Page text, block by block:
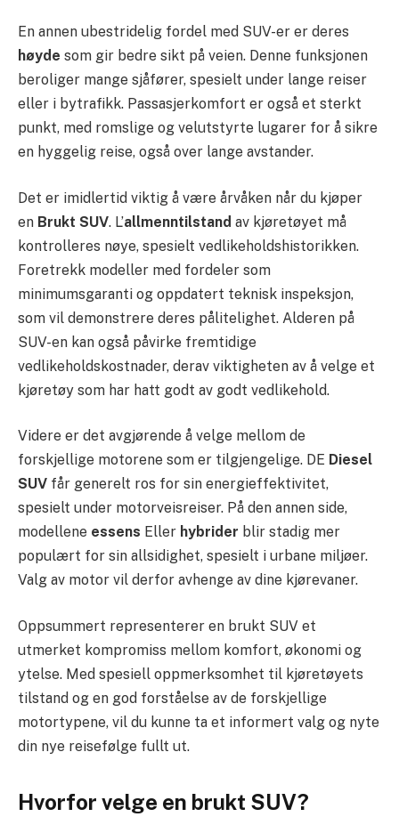
En annen ubestridelig fordel med SUV-er er deres
høyde som gir bedre sikt på veien. Denne funksjonen
beroliger mange sjåfører, spesielt under lange reiser
eller i bytrafikk. Passasjerkomfort er også et sterkt
punkt, med romslige og velutstyrte lugarer for å sikre
en hyggelig reise, også over lange avstander.
Det er imidlertid viktig å være årvåken når du kjøper
en Brukt SUV. L’allmenntilstand av kjøretøyet må
kontrolleres nøye, spesielt vedlikeholdshistorikken.
Foretrekk modeller med fordeler som
minimumsgaranti og oppdatert teknisk inspeksjon,
som vil demonstrere deres pålitelighet. Alderen på
SUV-en kan også påvirke fremtidige
vedlikeholdskostnader, derav viktigheten av å velge et
kjøretøy som har hatt godt av godt vedlikehold.
Videre er det avgjørende å velge mellom de
forskjellige motorene som er tilgjengelige. DE Diesel
SUV får generelt ros for sin energieffektivitet,
spesielt under motorveisreiser. På den annen side,
modellene essens Eller hybrider blir stadig mer
populært for sin allsidighet, spesielt i urbane miljøer.
Valg av motor vil derfor avhenge av dine kjørevaner.
Oppsummert representerer en brukt SUV et
utmerket kompromiss mellom komfort, økonomi og
ytelse. Med spesiell oppmerksomhet til kjøretøyets
tilstand og en god forståelse av de forskjellige
motortypene, vil du kunne ta et informert valg og nyte
din nye reisefølge fullt ut.
Hvorfor velge en brukt SUV?